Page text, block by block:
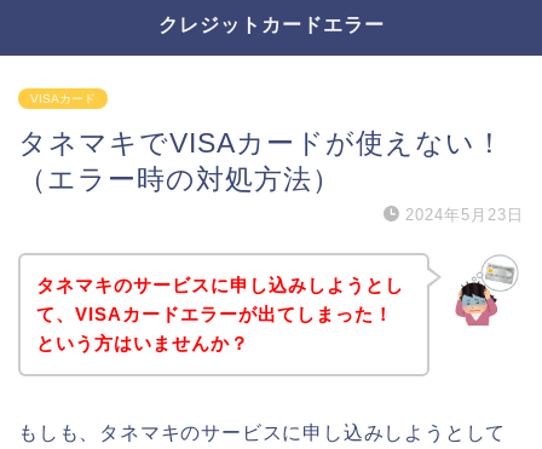
クレジットカードエラー
VISAカード
タネマキでVISAカードが使えない！
（エラー時の対処方法）
2024年5月23日
タネマキのサービスに申し込みしようとし
て、VISAカードエラーが出てしまった！
という方はいませんか？
もしも、タネマキのサービスに申し込みしようとして